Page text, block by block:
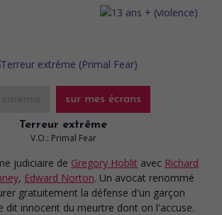
sur mes écrans
Terreur extrême
V.O.: Primal Fear
judiciaire de Gregory Hoblit avec Richard
, Edward Norton. Un avocat renommé
gratuitement la défense d'un garçon
dit innocent du meurtre dont on l'accuse.